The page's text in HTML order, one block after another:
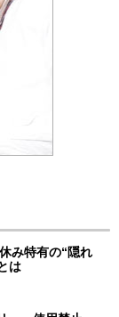
み特有の“隠れ
は